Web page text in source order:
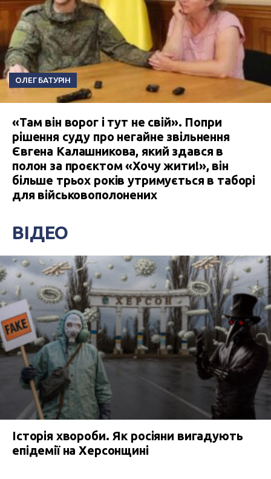
ОЛЕГ БАТУРІН
«Там він ворог і тут не свій». Попри
рішення суду про негайне звільнення
Євгена Калашникова, який здався в
полон за проєктом «Хочу жити!», він
більше трьох років утримується в таборі
для військовополонених
ВІДЕО
Історія хвороби. Як росіяни вигадують
епідемії на Херсонщині